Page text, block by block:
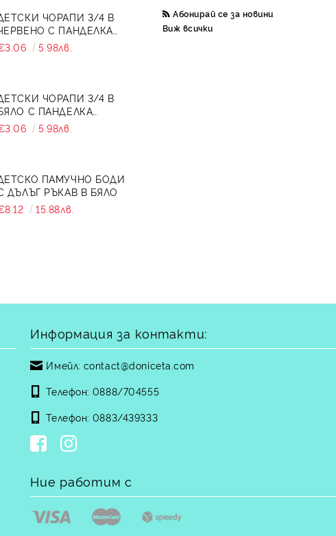
ЧОРАПИ 3/4 В
С ПАНДЕЛКА
5.98лв.
ЧОРАПИ 3/4 В
С ПАНДЕЛКА
ОТ КОЛЕКЦИЯ
СНЕЖИНА
5.98лв.
ПАМУЧНО БОДИ
ДЪЛЪГ РЪКАВ В БЯЛО
15.88лв.
Абонирай се за новини
Виж всички
Информация за контакти:
Имейл: contact@doniceta.com
Телефон: 0888/704555
Телефон: 0883/439333
Ние работим с